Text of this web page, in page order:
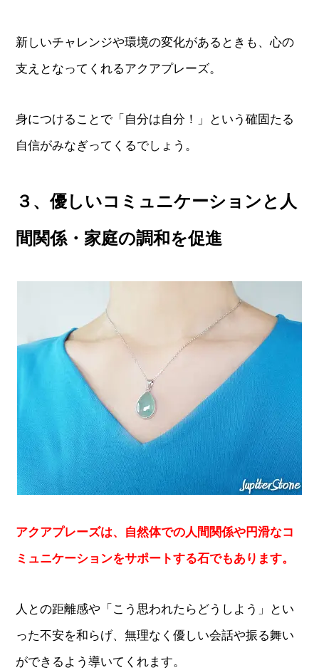
新しいチャレンジや環境の変化があるときも、心の
支えとなってくれるアクアプレーズ。
身につけることで「自分は自分！」という確固たる
自信がみなぎってくるでしょう。
３、優しいコミュニケーションと人
間関係・家庭の調和を促進
アクアプレーズは、自然体での人間関係や円滑なコ
ミュニケーションをサポートする石でもあります。
人との距離感や「こう思われたらどうしよう」とい
った不安を和らげ、無理なく優しい会話や振る舞い
ができるよう導いてくれます。